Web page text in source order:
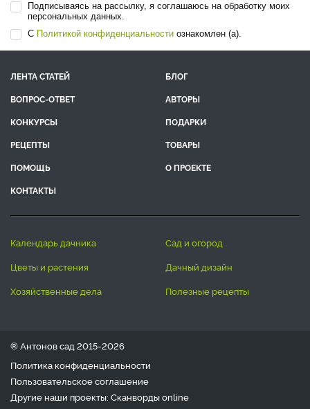
Подписываясь на рассылку, я соглашаюсь на обработку моих
персональных данных.
С Политикой конфиденциальности ознакомлен (а).
ЛЕНТА СТАТЕЙ
БЛОГ
ВОПРОС-ОТВЕТ
АВТОРЫ
КОНКУРСЫ
ПОДАРКИ
РЕЦЕПТЫ
ТОВАРЫ
ПОМОЩЬ
О ПРОЕКТЕ
КОНТАКТЫ
календарь дачника
сад и огород
цветы и растения
дачный дизайн
хозяйственные дела
полезные рецепты
® Антонов сад 2015-2026
Политика конфиденциальности
Пользовательское соглашение
Другие наши проекты: Сканвордыonline